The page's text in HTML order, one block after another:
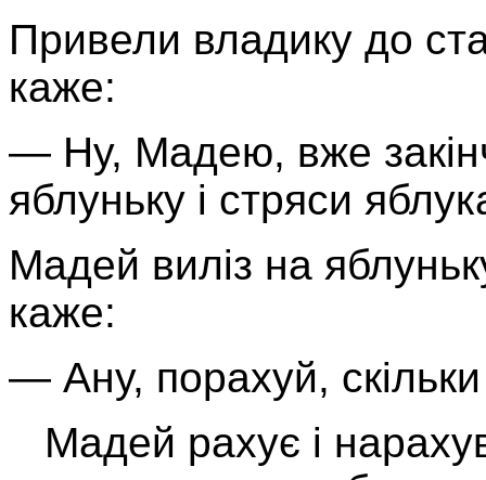
Привели владику до
каже:
— Ну, Мадею, вже
яблуньку і стряси
Мадей виліз на
каже:
— Ану, порахуй, скільки
Мадей рахує і